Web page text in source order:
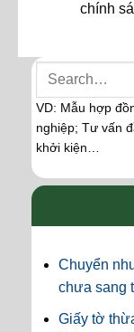
chính
VD: Mẫu hợp
nghiệp; Tư vấn
khởi kiện…
Chuyển
chưa sang
Giấy tờ